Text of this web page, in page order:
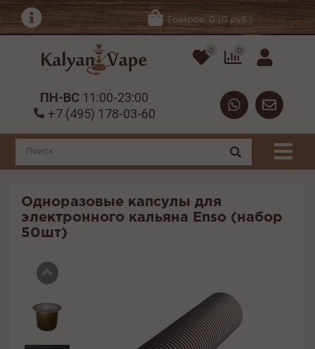
Товаров: 0 (0 руб.)
0 0
ПН-ВС 11:00-23:00
+7 (495) 178-03-60
Одноразовые капсулы для
электронного кальяна Enso (набор
50шт)